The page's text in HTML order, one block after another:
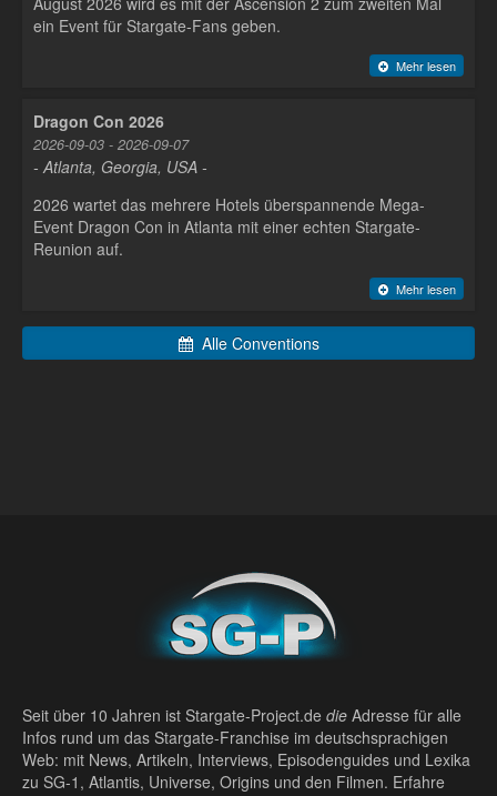
ein Event für Stargate-Fans geben.
Mehr lesen
Dragon Con 2026
2026-09-03 - 2026-09-07
- Atlanta, Georgia, USA -
2026 wartet das mehrere Hotels überspannende Mega-
Event Dragon Con in Atlanta mit einer echten Stargate-
Reunion auf.
Mehr lesen
Alle Conventions
Seit über 10 Jahren ist Stargate-Project.de die Adresse für alle
Infos rund um das Stargate-Franchise im deutschsprachigen
Web: mit News, Artikeln, Interviews, Episodenguides und Lexika
zu SG-1, Atlantis, Universe, Origins und den Filmen. Erfahre